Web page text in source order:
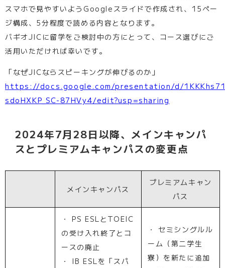
スマホで見やすいようGoogleスライドで作成され、15ペー
ジ構成、5分程度で読める内容となります。
バギオJICに留学をご検討中の方にとって、コース選びにご
活用いただければ幸いです。
「なぜJICならスピーキングが伸びるのか」
https://docs.google.com/presentation/d/
sdoHXKP_SC-87HVy4/edit?usp=sharing
2024年7月28日以降、メインキャンパ
スとプレミアムキャンパスの変更点
メインキャンパス
プレミアムキャン
パス
・ PS ESLとTOEIC
の受け入れ終了とコ
ースの廃止
・ IB ESLを「スパ
・ セミシングルル
ーム（第二学生
寮）を新たに追加